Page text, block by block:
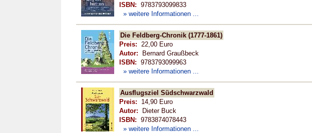
ISBN: 9783793099833
» weitere Informationen ...
Die Feldberg-Chronik (1777-1861)
Preis: 22,00 Euro
Autor: Bernard Graußbeck
ISBN: 9783793099963
» weitere Informationen ...
Ausflugsziel Südschwarzwald
Preis: 14,90 Euro
Autor: Dieter Buck
ISBN: 9783874078443
» weitere Informationen ...